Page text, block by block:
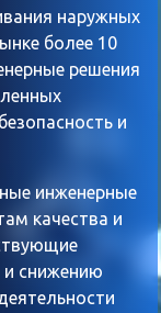
наружных
более 10
решения
и
инженерные
качества и
и снижению